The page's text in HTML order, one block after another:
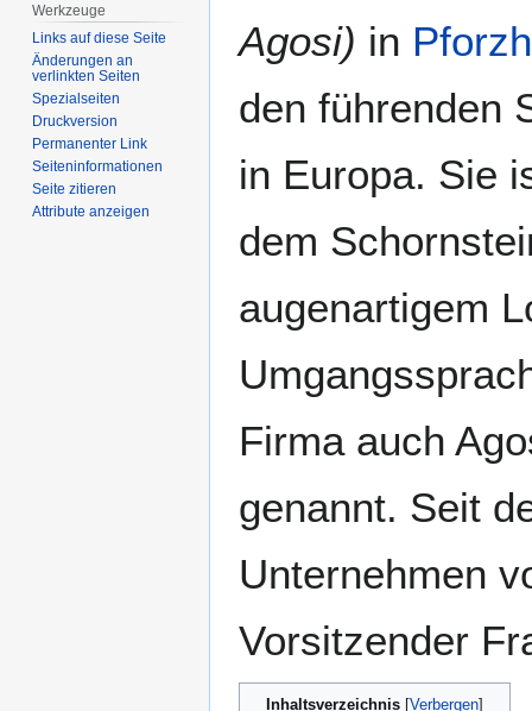
Agosi) in
den führenden
in Europa. Sie
dem
augenartigem
Firma auch
genannt. Seit
Unternehmen
Vorsitzender
Inhaltsverzeichnis
Werkzeuge
Links auf diese Seite
Änderungen an
verlinkten Seiten
Spezialseiten
Druckversion
Permanenter Link
Seiten­­informationen
Seite zitieren
Attribute anzeigen